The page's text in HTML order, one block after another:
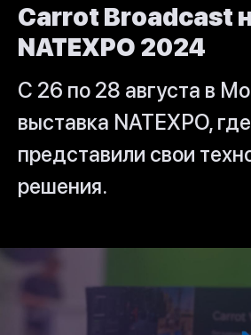
Carrot Broadcast
NATEXPO 2024
С 26 по 28 августа в
выставка NATEXPO,
представили свои
решения.